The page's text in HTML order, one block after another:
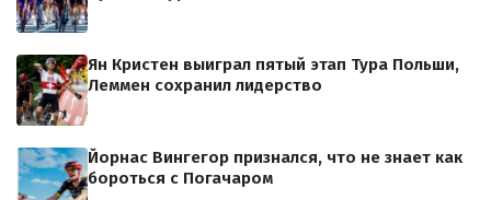
Ян Кристен выиграл пятый этап Тура Польши,
Леммен сохранил лидерство
Йорнас Вингегор признался, что не знает как
бороться с Погачаром